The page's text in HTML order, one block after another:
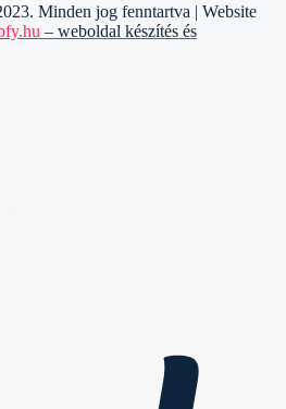
Minden jog fenntartva | Website
– weboldal készítés és